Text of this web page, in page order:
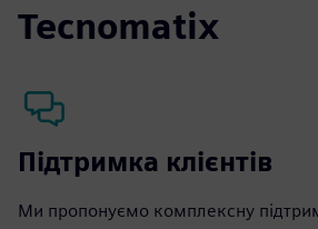
Tecnomatix
Підтримка клієнтів
Ми пропонуємо комплексну